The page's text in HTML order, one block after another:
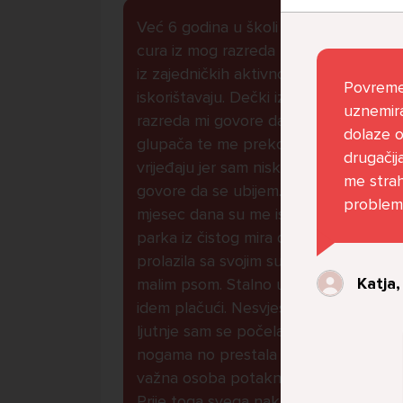
Već 6 godina u školi nekoliko
cura iz mog razreda me izbacuju
iz zajedničkih aktivnosti te me
iskorištavaju. Dečki iz mojeg
razreda mi govore da sam
glupača te me preko discorda
vrijeđaju jer sam niska te mi
govore da se ubijem. Prije
mjesec dana su me istukli kod
parka iz čistog mira dok sam
prolazila sa svojim susjedama i
malim psom. Stalno u krevet
idem plačući. Nesvjesno te zbog
ljutnje sam se počela tući po
nogama no prestala sam jer me
važna osoba potaknula na to.
dolaze
me
Katja,